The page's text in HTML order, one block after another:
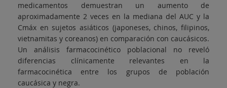
medicamentos demuestran un aumento de
aproximadamente 2 veces en la mediana del AUC y la
Cmáx en sujetos asiáticos (japoneses, chinos, filipinos,
vietnamitas y coreanos) en comparación con caucásicos.
Un análisis farmacocinético poblacional no reveló
diferencias clínicamente relevantes en la
farmacocinética entre los grupos de población
caucásica y negra.